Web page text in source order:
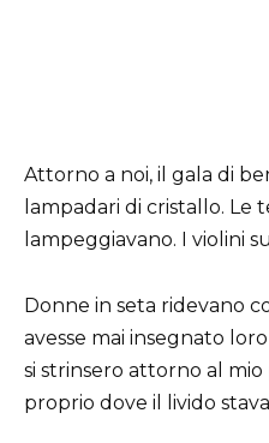
Attorno a noi, il gala di
lampadari di cristallo. Le
lampeggiavano. I violini
Donne in seta ridevano
avesse mai insegnato
si strinsero attorno al
proprio dove il livido